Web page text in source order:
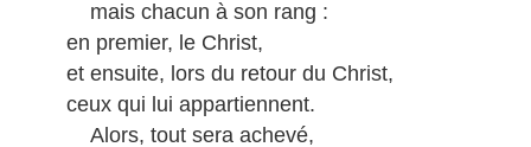
mais chacun à son rang :
en premier, le Christ,
et ensuite, lors du retour du Christ,
ceux qui lui appartiennent.
Alors, tout sera achevé,